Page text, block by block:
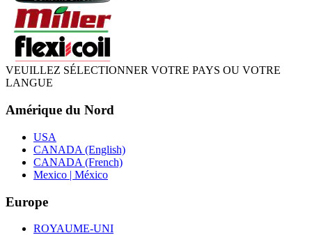
VEUILLEZ SÉLECTIONNER VOTRE PAYS OU VOTRE
LANGUE
Amérique du Nord
USA
CANADA (English)
CANADA (French)
Mexico | México
Europe
ROYAUME-UNI